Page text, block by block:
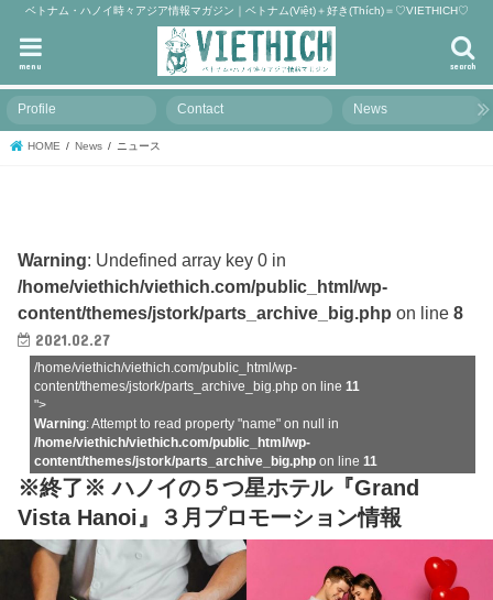
ベトナム・ハノイ時々アジア情報マガジン｜ベトナム(Việt)＋好き(Thích)＝♡VIETHICH♡
search
menu
Profile Contact News
HOME News ニュース
Warning: Undefined array key 0 in
/home/viethich/viethich.com/public_html/wp-
content/themes/jstork/parts_archive_big.php on line8
2021.02.27
/home/viethich/viethich.com/public_html/wp-
content/themes/jstork/parts_archive_big.php on line11
">
Warning: Attempt to read property "name" on null in
/home/viethich/viethich.com/public_html/wp-
content/themes/jstork/parts_archive_big.php on line11
※終了※ ハノイの５つ星ホテル『Grand
Vista Hanoi』３月プロモーション情報